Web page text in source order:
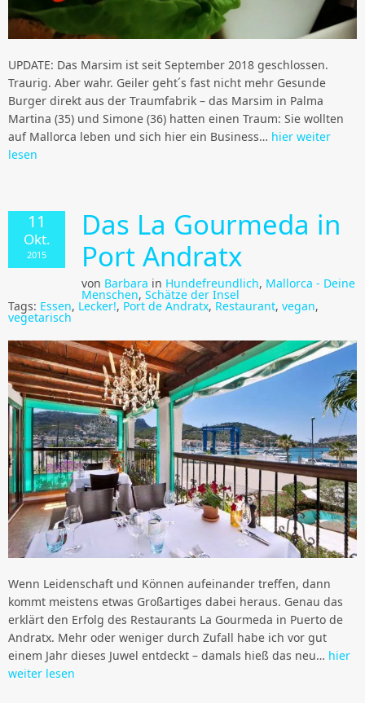
UPDATE: Das Marsim ist seit September 2018 geschlossen.
Traurig. Aber wahr. Geiler geht´s fast nicht mehr Gesunde
Burger direkt aus der Traumfabrik – das Marsim in Palma
Martina (35) und Simone (36) hatten einen Traum: Sie wollten
auf Mallorca leben und sich hier ein Business… hier weiter
lesen
11
Okt.
2015
Das La Gourmeda in
Port Andratx
von Barbara in Hundefreundlich, Mallorca - Deine
Menschen, Schätze der Insel
Tags: Essen, Lecker!, Port de Andratx, Restaurant, vegan,
vegetarisch
Wenn Leidenschaft und Können aufeinander treffen, dann
kommt meistens etwas Großartiges dabei heraus. Genau das
erklärt den Erfolg des Restaurants La Gourmeda in Puerto de
Andratx. Mehr oder weniger durch Zufall habe ich vor gut
einem Jahr dieses Juwel entdeckt – damals hieß das neu… hier
weiter lesen